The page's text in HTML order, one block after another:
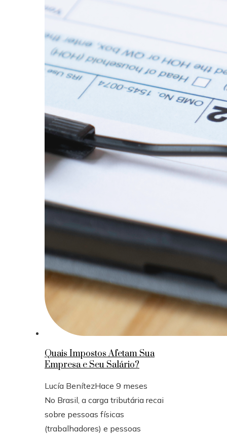
Quais Impostos Afetam Sua
Empresa e Seu Salário?
Lucía BenítezHace 9 meses
No Brasil, a carga tributária recai
sobre pessoas físicas
(trabalhadores) e pessoas